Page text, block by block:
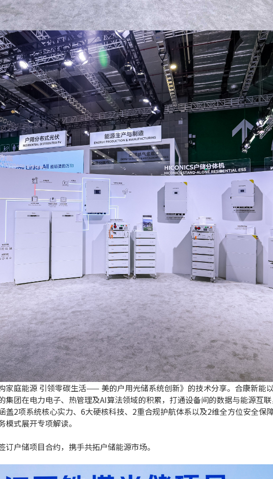
家庭能源 引领零碳生活—— 美的户用光储系统创新》的技术分享。合康新
集团在电力电子、热管理及AI算法领域的积累，打通设备间的数据与能源互
盖2项系统核心实力、6大硬核科技、2重合规护航体系以及2维全方位安全保
式展开专项解读。
户储项目合约，携手共拓户储能源市场。